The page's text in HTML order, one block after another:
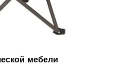
мебели